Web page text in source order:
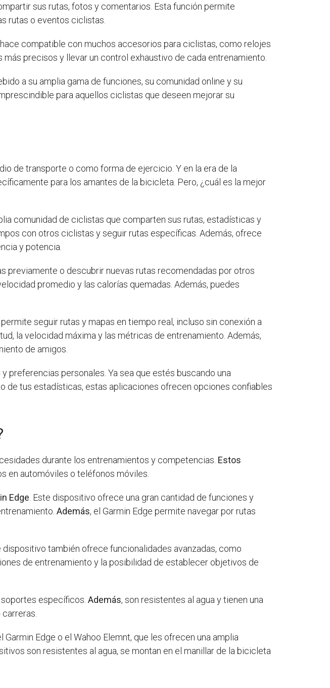
sus rutas, fotos y comentarios. Esta función permite
rutas o eventos ciclistas.
compatible con muchos accesorios para ciclistas, como relojes
precisos y llevar un control exhaustivo de cada entrenamiento.
a su amplia gama de funciones, su comunidad online y su
para aquellos ciclistas que deseen mejorar su
de transporte o como forma de ejercicio. Y en la era de la
para los amantes de la bicicleta. Pero, ¿cuál es la mejor
comunidad de ciclistas que comparten sus rutas, estadísticas y
con otros ciclistas y seguir rutas específicas. Además, ofrece
y potencia.
previamente o descubrir nuevas rutas recomendadas por otros
promedio y las calorías quemadas. Además, puedes
permite seguir rutas y mapas en tiempo real, incluso sin conexión a
la velocidad máxima y las métricas de entrenamiento. Además,
de amigos.
preferencias personales. Ya sea que estés buscando una
de tus estadísticas, estas aplicaciones ofrecen opciones confiables
durante los entrenamientos y competencias. Estos
en automóviles o teléfonos móviles.
Edge . Este dispositivo ofrece una gran cantidad de funciones y
Además, el Garmin Edge permite navegar por rutas
dispositivo también ofrece funcionalidades avanzadas, como
de entrenamiento y la posibilidad de establecer objetivos de
soportes específicos.Además, son resistentes al agua y tienen una
Edge o el Wahoo Elemnt, que les ofrecen una amplia
son resistentes al agua, se montan en el manillar de la bicicleta